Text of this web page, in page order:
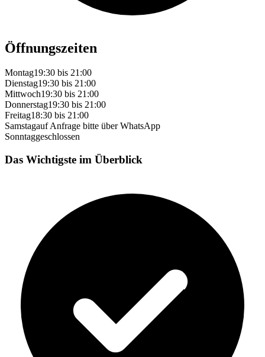
Öffnungszeiten
Montag19:30 bis 21:00
Dienstag19:30 bis 21:00
Mittwoch19:30 bis 21:00
Donnerstag19:30 bis 21:00
Freitag18:30 bis 21:00
Samstagauf Anfrage bitte über WhatsApp
Sonntaggeschlossen
Das Wichtigste im Überblick